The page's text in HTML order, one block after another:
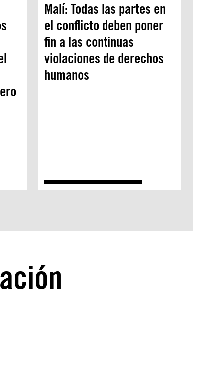
Malí: Todas las partes en
el conflicto deben poner
fin a las continuas
violaciones de derechos
humanos